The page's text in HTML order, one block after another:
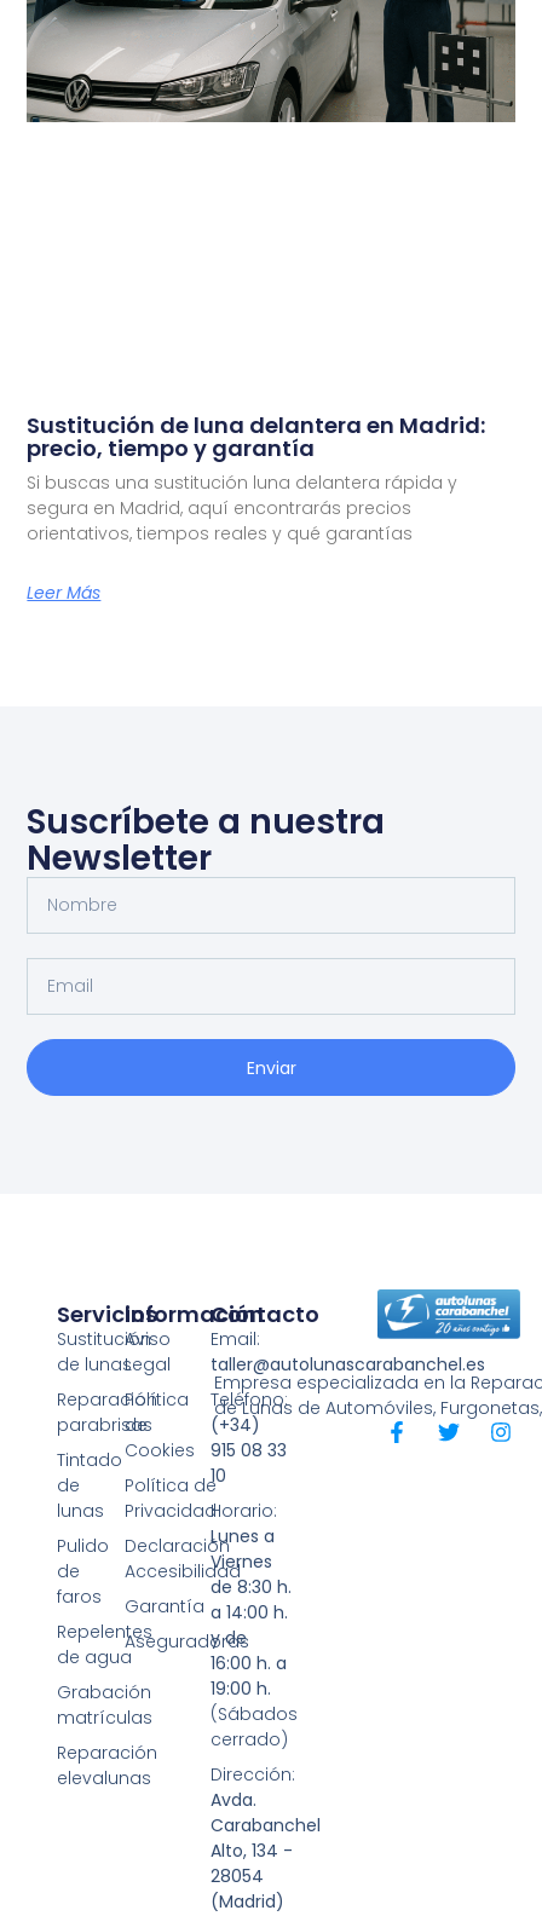
Sustitución de luna delantera en Madrid:
precio, tiempo y garantía
Si buscas una sustitución luna delantera rápida y
segura en Madrid, aquí encontrarás precios
orientativos, tiempos reales y qué garantías
Leer Más
Suscríbete a nuestra
Newsletter
Enviar
Empresa especializada en la
de Lunas de Automóviles,
Servicios
Sustitución
de lunas
Reparación
parabrisas
Tintado
de
lunas
Pulido
de
faros
Repelentes
de agua
Grabación
matrículas
Reparación
elevalunas
Información
Aviso
Legal
Política
de
Cookies
Política de
Privacidad
Declaración
Accesibilidad
Garantía
Aseguradoras
Contacto
Email:
taller@autolunascarabanchel.es
Teléfono:
(+34)
915 08 33
10
Horario:
Lunes a
Viernes
de 8:30 h.
a 14:00 h.
y de
16:00 h. a
19:00 h.
(Sábados
cerrado)
Dirección:
Avda.
Carabanchel
Alto, 134 -
28054
(Madrid)